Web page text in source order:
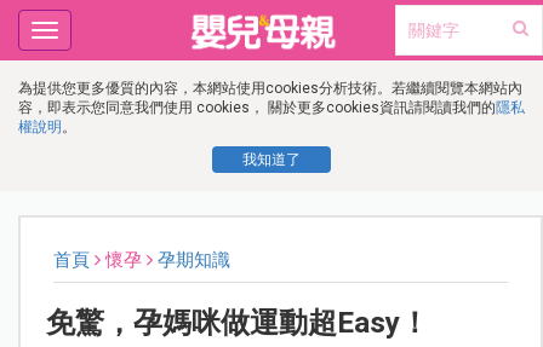
為提供您更多優質的內容，本網站使用cookies分析技術。若繼續閱覽本網站內
容，即表示您同意我們使用 cookies， 關於更多cookies資訊請閱讀我們的隱私
權說明 。
我知道了
Toggle
navigation
首頁 懷孕 孕期知識
免驚，孕媽咪做運動超Easy！